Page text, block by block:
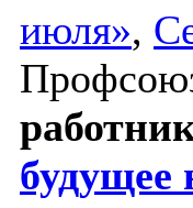
июля»,
будущее